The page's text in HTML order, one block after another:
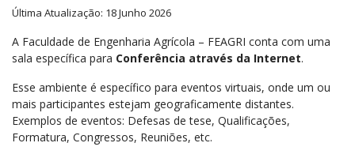
Última Atualização: 18 Junho 2026
A Faculdade de Engenharia Agrícola – FEAGRI conta com uma
sala específica para Conferência através da Internet.
Esse ambiente é específico para eventos virtuais, onde um ou
mais participantes estejam geograficamente distantes.
Exemplos de eventos: Defesas de tese, Qualificações,
Formatura, Congressos, Reuniões, etc.